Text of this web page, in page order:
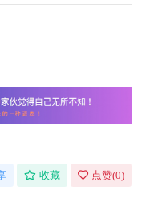
收藏 点赞(0)